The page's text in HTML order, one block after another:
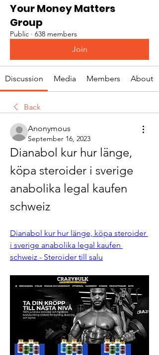
Your Money Matters
Group
Public · 638 members
Join
Discussion Media Members About
Back
Anonymous
September 16, 2023
Dianabol kur hur länge,
köpa steroider i sverige
anabolika legal kaufen
schweiz
Dianabol kur hur länge, köpa steroider
i sverige anabolika legal kaufen
schweiz - Steroider till salu